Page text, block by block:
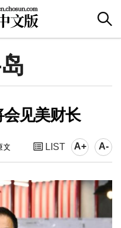
见美财长
LIST A+ A-